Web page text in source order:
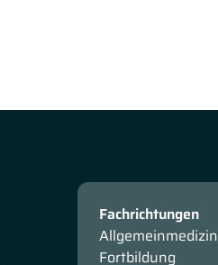
Fachrichtungen
Allgemeinmedizin
Fortbildung